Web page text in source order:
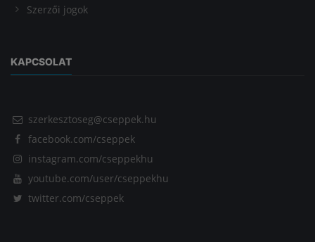
Szerzői jogok
KAPCSOLAT
szerkesztoseg@cseppek.hu
facebook.com/cseppek
instagram.com/cseppekhu
youtube.com/user/cseppekhu
twitter.com/cseppek